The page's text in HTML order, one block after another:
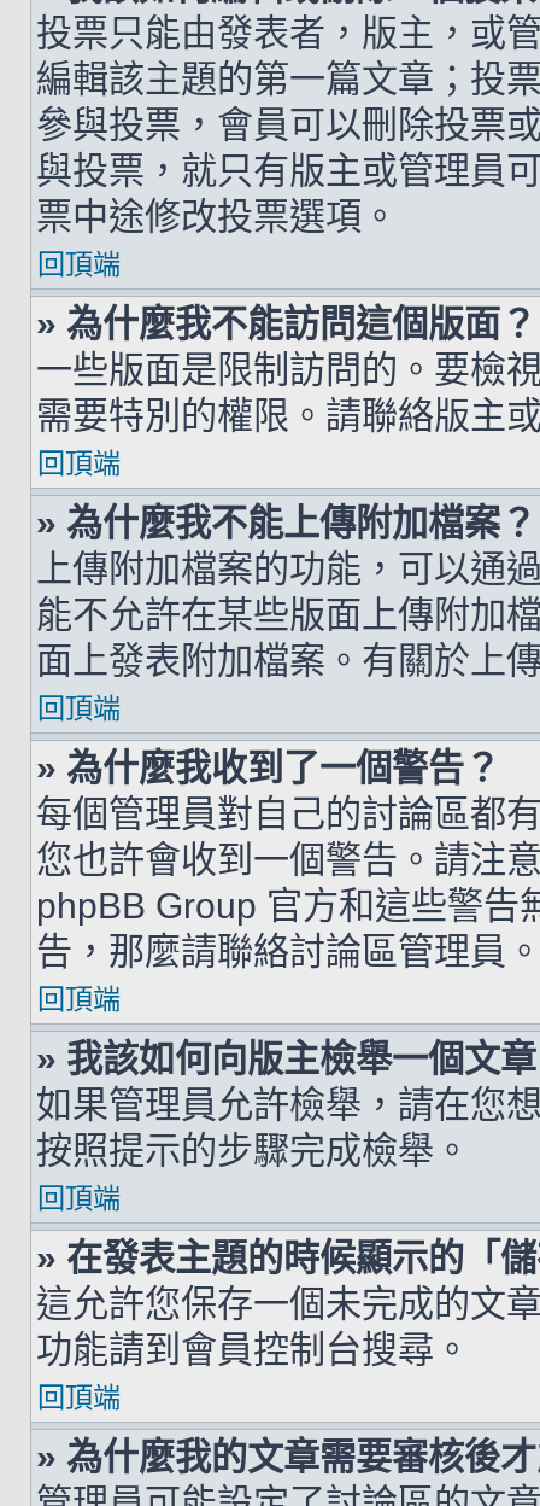
投票只能由發表者，版主，或
編輯該主題的第一篇文章；投
參與投票，會員可以刪除投票
與投票，就只有版主或管理員
票中途修改投票選項。
回頂端
» 為什麼我不能訪問這個版面？
一些版面是限制訪問的。要檢
需要特別的權限。請聯絡版主
回頂端
» 為什麼我不能上傳附加檔案？
上傳附加檔案的功能，可以通
能不允許在某些版面上傳附加
面上發表附加檔案。有關於上
回頂端
» 為什麼我收到了一個警告？
每個管理員對自己的討論區都
您也許會收到一個警告。請注
phpBB Group 官方和這些警告
告，那麼請聯絡討論區管理員
回頂端
» 我該如何向版主檢舉一個文
如果管理員允許檢舉，請在您
按照提示的步驟完成檢舉。
回頂端
» 在發表主題的時候顯示的「
這允許您保存一個未完成的文
功能請到會員控制台搜尋。
回頂端
» 為什麼我的文章需要審核後